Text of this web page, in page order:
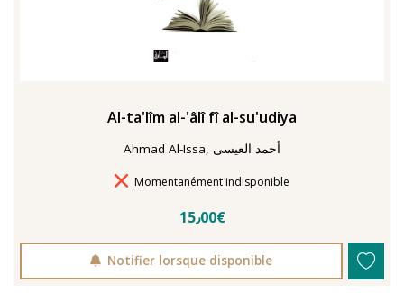
Al-ta'lîm al-'âlî fî al-su'udiya
Ahmad Al-Issa, أحمد العيسى
Délais de livraison
Momentanément indisponible
15٫00€
Notifier lorsque disponible